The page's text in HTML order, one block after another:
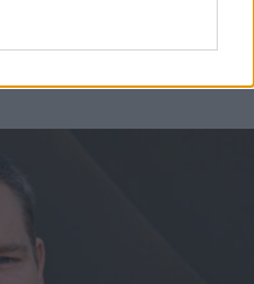
premium per viaggiare